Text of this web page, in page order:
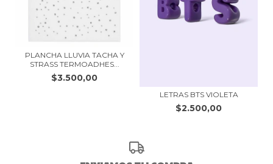
PLANCHA LLUVIA TACHA Y
STRASS TERMOADHES...
$3.500,00
LETRAS BTS VIOLETA
$2.500,00